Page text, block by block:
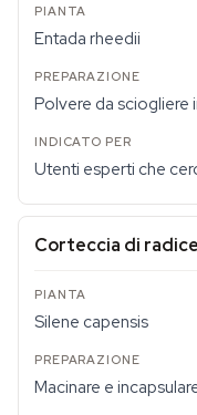
Entada rheedii
Polvere da sciogliere
Utenti esperti che
Corteccia di
Silene capensis
Macinare e